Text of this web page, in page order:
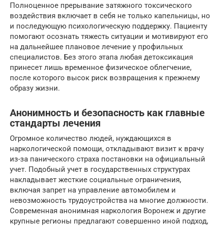
Полноценное прерывание затяжного токсического
воздействия включает в себя не только капельницы, но
и последующую психологическую поддержку. Пациенту
помогают осознать тяжесть ситуации и мотивируют его
на дальнейшее плановое лечение у профильных
специалистов. Без этого этапа любая детоксикация
принесет лишь временное физическое облегчение,
после которого высок риск возвращения к прежнему
образу жизни.
Анонимность и безопасность как главные
стандарты лечения
Огромное количество людей, нуждающихся в
наркологической помощи, откладывают визит к врачу
из-за панического страха постановки на официальный
учет. Подобный учет в государственных структурах
накладывает жесткие социальные ограничения,
включая запрет на управление автомобилем и
невозможность трудоустройства на многие должности.
Современная анонимная наркология Воронеж и другие
крупные регионы предлагают совершенно иной подход,